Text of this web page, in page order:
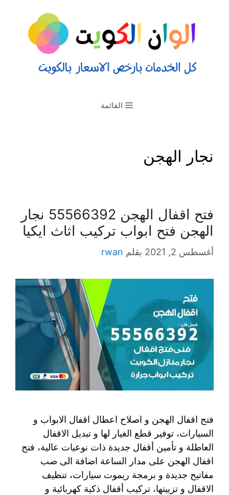
القائمة
نجار الهجن
فتح اقفال الهجن 55566392 نجار
الهجن فتح ابواب تركيب اثاث ايكيا
أغسطس 2, 2021 بقلم rwan
فتح اقفال الهجن و اصلاح اعطال اقفال الابواب و
السيارات، توفير قطع الغيار لها و تبديل الاقفال
العاطلة و تأمين أقفال جديدة ذات نوعيات عالية، فتح
اقفال الهجن على مدار الساعة اضافة الى صب
مفاتيح جديدة و برمجة ريموت سيارات، تنظيف
الاقفال و تزييتها، تركيب أقفال ذكية كهربائية و